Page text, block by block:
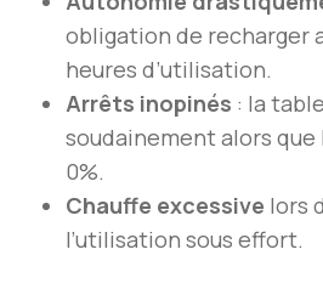
obligation de recharger
heures d’utilisation.
Arrêts inopinés : la
soudainement alors que
0%.
Chauffe excessive lors
l’utilisation sous effort.